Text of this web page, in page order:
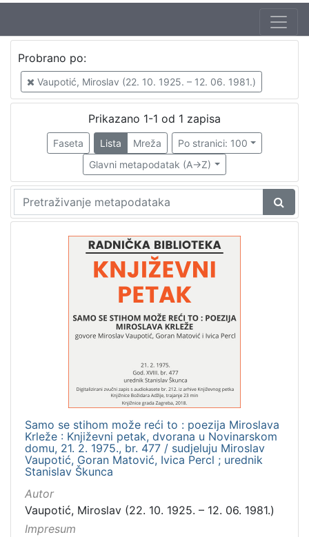
Jezik
hrvatski
cjelina
Digitalizirana zagrebačka baština
Glasovi Književnog petka
Probrano po:
Vaupotić, Miroslav (22. 10. 1925. – 12. 06. 1981.)
Prikazano 1-1 od 1 zapisa
Faseta Lista Mreža
Po stranici: 100
Glavni metapodatak (A->Z)
Samo se stihom može reći to : poezija Miroslava
Krleže : Književni petak, dvorana u Novinarskom
domu, 21. 2. 1975., br. 477 / sudjeluju Miroslav
Vaupotić, Goran Matović, Ivica Percl ; urednik
Stanislav Škunca
Autor
Vaupotić, Miroslav (22. 10. 1925. – 12. 06. 1981.)
Impresum